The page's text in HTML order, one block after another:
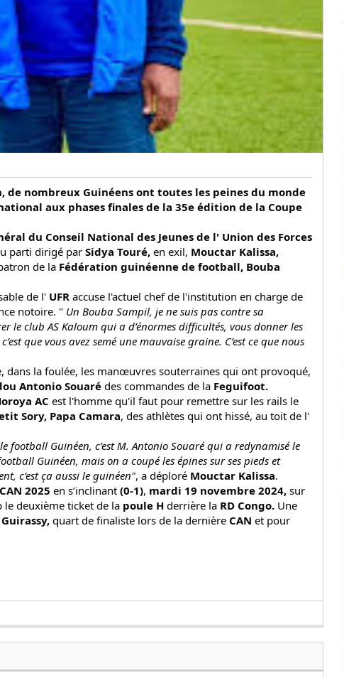
de nombreux Guinéens ont toutes les peines du monde
aux phases finales de la 35e édition de la Coupe
du Conseil National des Jeunes de l' Union des Forces
parti dirigé par Sidya Touré, en exil, Mouctar Kalissa,
de la Fédération guinéenne de football, Bouba
de l' UFR accuse l'actuel chef de l'institution en charge de
notoire. " Un Bouba Sampil, je ne suis pas contre sa
le club AS Kaloum qui a d’énormes difficultés, vous donner les
que vous avez semé une mauvaise graine. C’est ce que nous
dans la foulée, les manœuvres souterraines qui ont provoqué,
Antonio Souaré des commandes de la Feguifoot.
AC est l'homme qu'il faut pour remettre sur les rails le
Sory, Papa Camara, des athlètes qui ont hissé, au toit de l'
football Guinéen, c’est M. Antonio Souaré qui a redynamisé le
Guinéen, mais on a coupé les épines sur ses pieds et
c’est ça aussi le guinéen", a déploré Mouctar Kalissa.
CAN 2025 en s’inclinant (0-1), mardi 19 novembre 2024, sur
deuxième ticket de la poule H derrière la RD Congo. Une
quart de finaliste lors de la dernière CAN et pour